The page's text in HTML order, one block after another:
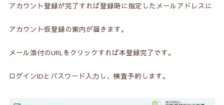
アカウント登録が完了すれば登録時に指定したメールアドレスに
アカウント仮登録の案内が届きます。
メール添付のURLをクリックすれば本登録完了です。
ログインIDとパスワード入力し、検査予約します。